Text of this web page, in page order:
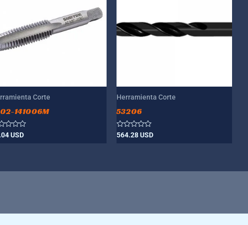
Corte
141006M
USD
Herramienta Corte
53206
Valorado
564.28USD